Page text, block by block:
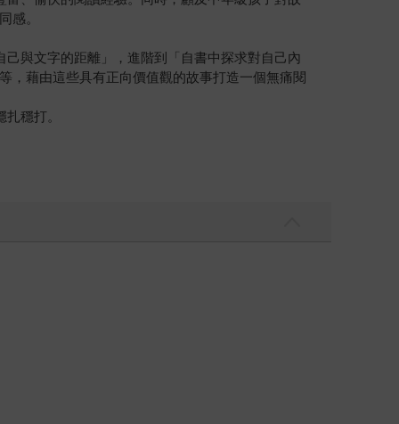
感。
與文字的距離」，進階到「自書中探求對自己內
，藉由這些具有正向價值觀的故事打造一個無痛閱
穩打。